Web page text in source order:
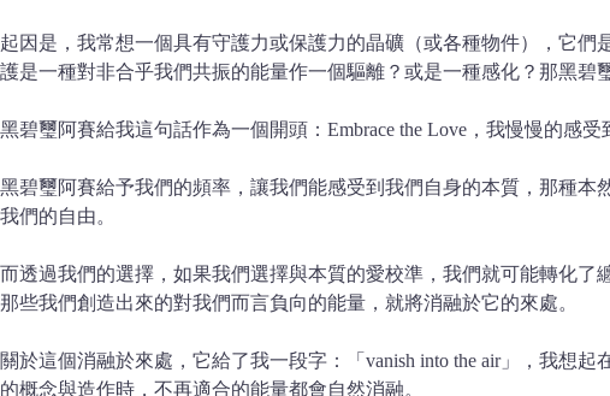
起因是，我常想一個具有守護力或保護力的晶礦（或各種物件），它
護是一種對非合乎我們共振的能量作一個驅離？或是一種感化？那黑碧
黑碧璽阿賽給我這句話作為一個開頭：Embrace the Love，我慢慢的感受
黑碧璽阿賽給予我們的頻率，讓我們能感受到我們自身的本質，那種
我們的自由。
而透過我們的選擇，如果我們選擇與本質的愛校準，我們就可能轉化
那些我們創造出來的對我們而言負向的能量，就將消融於它的來處。
關於這個消融於來處，它給了我一段字：「vanish into the air」，我想
的概念與造作時，不再適合的能量都會自然消融。